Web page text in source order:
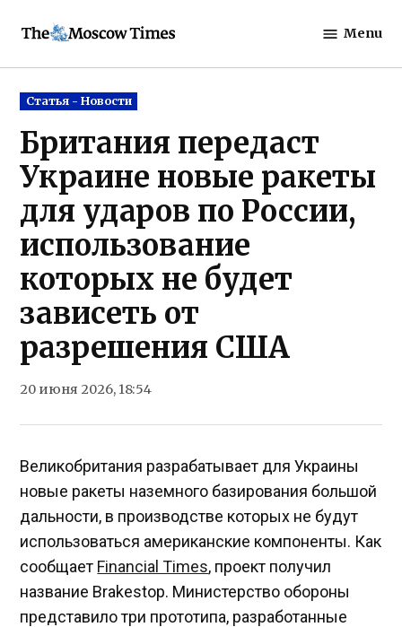
Moscow
Menu
Posted
in
Статья - Новости
Британия передаст
Украине новые ракеты
для ударов по России,
использование
которых не будет
зависеть от
разрешения США
20 июня 2026, 18:54
Великобритания разрабатывает для Украины
новые ракеты наземного базирования большой
дальности, в производстве которых не будут
использоваться американские компоненты. Как
сообщает Financial Times, проект получил
название Brakestop. Министерство обороны
представило три прототипа, разработанные